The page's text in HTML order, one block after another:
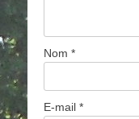
Nom *
E-mail *